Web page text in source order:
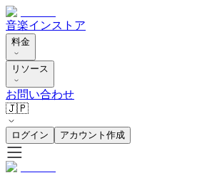
音楽インストア
料金
リソース
お問い合わせ
🇯🇵
ログイン アカウント作成